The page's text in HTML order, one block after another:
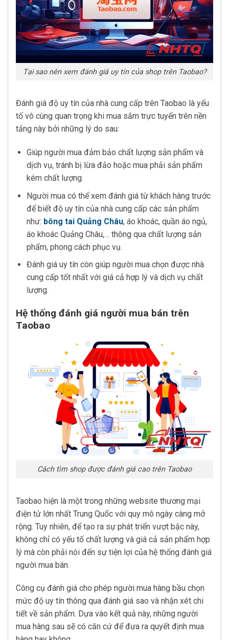
Tại sao nên xem đánh giá uy tín của shop trên Taobao?
Đánh giá độ uy tín của nhà cung cấp trên Taobao là yếu
tố vô cùng quan trọng khi mua sắm trực tuyến trên nền
tảng này bởi những lý do sau:
Giúp người mua đảm bảo chất lượng sản phẩm và
dịch vụ, tránh bị lừa đảo hoặc mua phải sản phẩm
kém chất lượng.
Người mua có thể xem đánh giá từ khách hàng trước
để biết độ uy tín của nhà cung cấp các sản phẩm
như: bông tai Quảng Châu, áo khoác, quần áo ngủ,
áo khoác Quảng Châu,… thông qua chất lượng sản
phẩm, phong cách phục vụ.
Đánh giá uy tín còn giúp người mua chọn được nhà
cung cấp tốt nhất với giá cả hợp lý và dịch vụ chất
lượng.
Hệ thống đánh giá người mua bán trên
Taobao
Cách tìm shop được đánh giá cao trên Taobao
Taobao hiện là một trong những website thương mại
điện tử lớn nhất Trung Quốc với quy mô ngày càng mở
rộng. Tuy nhiên, để tạo ra sự phát triển vượt bậc này,
không chỉ có yếu tố chất lượng và giá cả sản phẩm hợp
lý mà còn phải nói đến sự tiện lợi của hệ thống đánh giá
người mua bán.
Công cụ đánh giá cho phép người mua hàng bầu chọn
mức độ uy tín thông qua đánh giá sao và nhận xét chi
tiết về sản phẩm. Dựa vào kết quả này, những người
mua hàng sau sẽ có căn cứ để đưa ra quyết định mua